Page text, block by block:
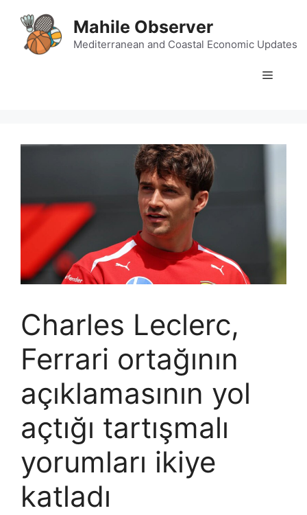
content
Mahile Observer
Mediterranean and Coastal Economic Updates
Menu
Charles Leclerc,
Ferrari ortağının
açıklamasının yol
açtığı tartışmalı
yorumları ikiye
katladı